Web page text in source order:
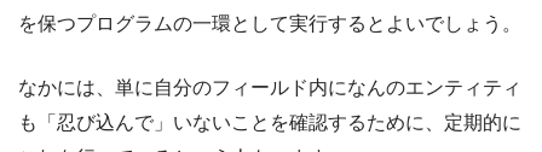
を保つプログラムの一環として実行するとよいでしょう。
なかには、単に自分のフィールド内になんのエンティティ
も「忍び込んで」いないことを確認するために、定期的に